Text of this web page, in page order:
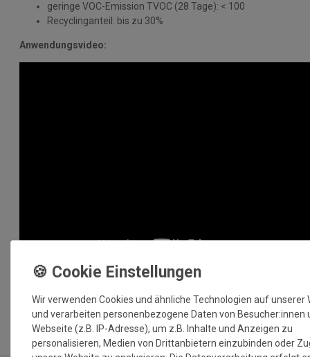
geringe VOC-Emission TVOC (28 Tage): < 100
Recyclinganteil: bis zu 30%
Anwendungsvideo:
MEHR INFORMATIONEN ZUM EU VERANTWORTLICHEN »
Wir verwenden Cookies und ähnliche Technologien auf unserer
und verarbeiten personenbezogene Daten von Besucher:innen
Webseite (z.B. IP-Adresse), um z.B. Inhalte und Anzeigen zu
personalisieren, Medien von Drittanbietern einzubinden oder